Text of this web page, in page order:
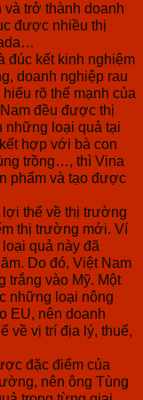
trở thành doanh
được nhiều thị
đúc kết kinh nghiệm
doanh nghiệp rau
rõ thế mạnh của
đều được thị
những loại quả tại
hợp với bà con
trồng…, thì Vina
phẩm và tạo được
thế về thị trường
thị trường mới. Ví
quả này đã
Do đó, Việt Nam
trắng vào Mỹ. Một
những loại nông
EU, nên doanh
về vị trí địa lý, thuế,
đặc điểm của
nên ông Tùng